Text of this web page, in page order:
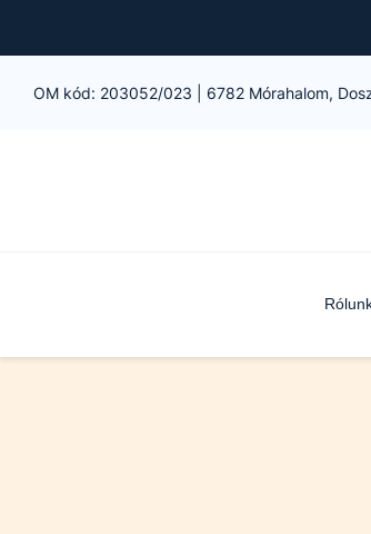
OM kód: 203052/023 6782 Mórahalom,